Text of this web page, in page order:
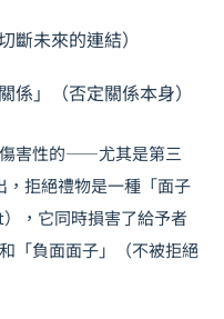
斷未來的連結）
係」（否定關係本身）
害性的——尤其是第三
拒絕禮物是一種「面子
，它同時損害了給予者
「負面面子」（不被拒絕